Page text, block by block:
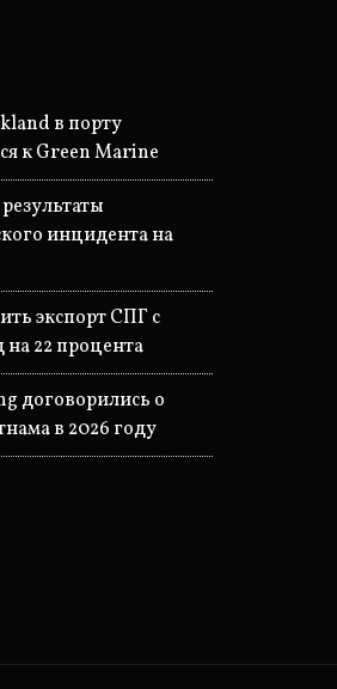
в порту
к Green Marine
инцидента на
экспорт СПГ с
22 процента
договорились о
в 2026 году